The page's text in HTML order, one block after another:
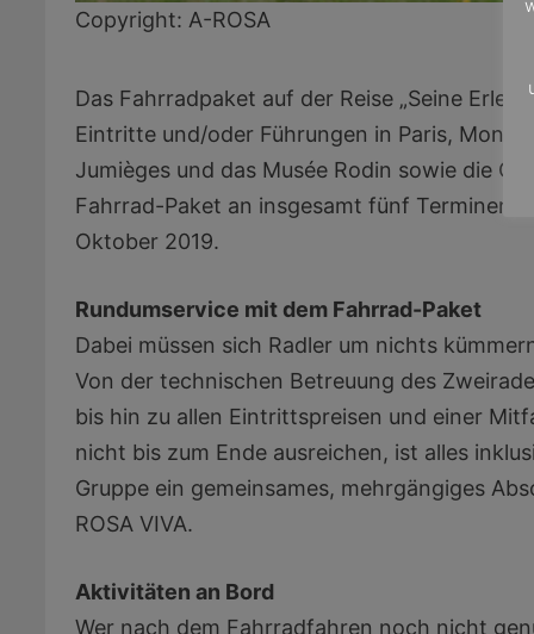
Copyright: A-ROSA
Das Fahrradpaket auf der Reise „Seine
Eintritte und/oder Führungen in Paris,
Jumièges und das Musée Rodin sowie die
Fahrrad-Paket an insgesamt fünf Terminen
Oktober 2019.
Rundumservice mit dem Fahrrad-Paket
Dabei müssen sich Radler um nichts
Von der technischen Betreuung des
bis hin zu allen Eintrittspreisen und einer
nicht bis zum Ende ausreichen, ist alles
Gruppe ein gemeinsames, mehrgängiges
ROSA VIVA.
Aktivitäten an Bord
Wer nach dem Fahrradfahren noch nicht